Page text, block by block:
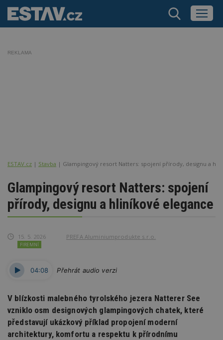
REKLAMA
ESTAV.cz Stavba Glampingový resort Natters: spojení přírody, designu a
Glampingový resort Natters: spojení
přírody, designu a hliníkové elegance
15. 5. 2026 PREFA Aluminiumprodukte s.r.o.
FIREMNÍ
04:08 Přehrát audio verzi
V blízkosti malebného tyrolského jezera Natterer See
vzniklo osm designových glampingových chatek, které
představují ukázkový příklad propojení moderní
architektury, komfortu a respektu k přírodnímu